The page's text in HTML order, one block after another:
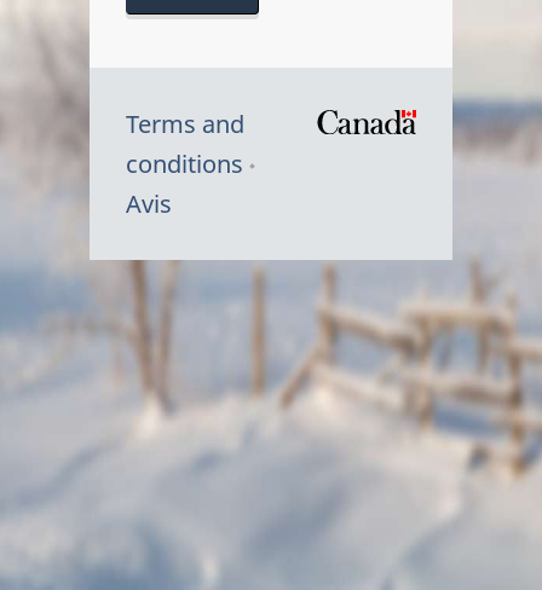
Terms and
conditions
Avis
Symbole
Canada